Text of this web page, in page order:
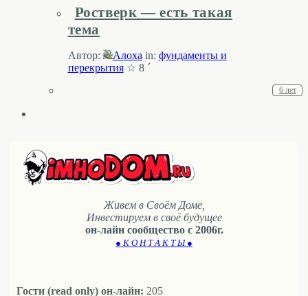
Ростверк — есть такая
тема
Автор: Алоха in: фундаменты и
перекрытия☆ 8 ´
6 лет
Живем в Своём Доме,
Инвестируем в своё будущее
он-лайн сообщество с 2006г.
● К О Н Т А К Т Ы ●
Гости (read only) он-лайн: 205